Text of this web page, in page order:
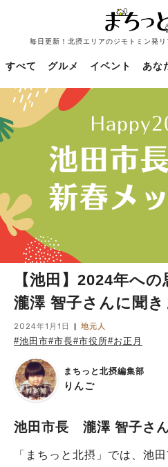
毎日更新！北摂エリアのジモトミン発
すべて グルメ イベント あな
【池田】2024年へ
瀧澤 智子さんに聞き
2024年1月1日 地元人
#池田市#市長#市役所#お正月
まちっと北摂編集部
りんご
池田市長 瀧澤 智子さ
「まちっと北摂」では、池